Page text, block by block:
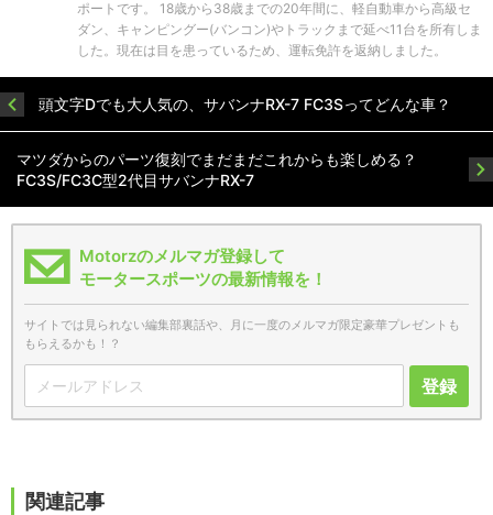
ポートです。 18歳から38歳までの20年間に、軽自動車から高級セ
ダン、キャンピングー(バンコン)やトラックまで延べ11台を所有しま
した。現在は目を患っているため、運転免許を返納しました。
頭文字Dでも大人気の、サバンナRX-7 FC3Sってどんな車？
マツダからのパーツ復刻でまだまだこれからも楽しめる？
FC3S/FC3C型2代目サバンナRX-7
Motorzのメルマガ登録して
モータースポーツの最新情報を！
サイトでは見られない編集部裏話や、月に一度のメルマガ限定豪華プレゼントも
もらえるかも！？
登録
関連記事